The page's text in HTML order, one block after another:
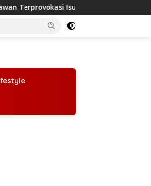
Isu Liar Jelang HUT ke-81 RI, Ini